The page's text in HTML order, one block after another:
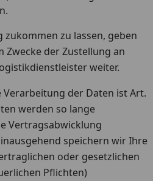
zu lassen, geben
Zwecke der Zustellung an
weiter.
Verarbeitung der Daten ist Art.
werden so lange
Vertragsabwicklung
speichern wir Ihre
oder gesetzlichen
Pflichten)